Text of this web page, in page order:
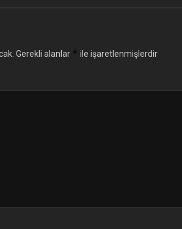
Gerekli alanlar * ile işaretlenmişlerdir